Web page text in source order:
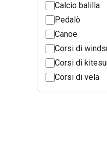
Calcio balilla
Pedalò
Canoe
Corsi di
Corsi di
Corsi di vela